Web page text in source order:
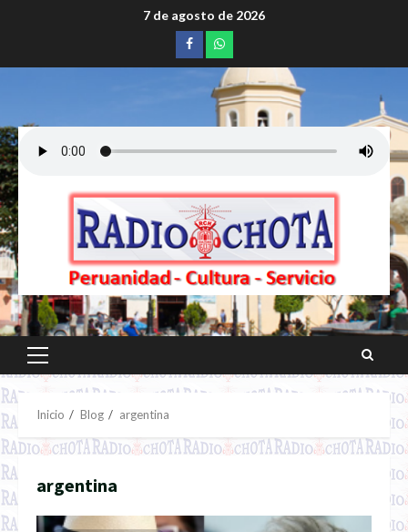
7 de agosto de 2026
Facebookwhatsapp
Menú
principal
Inicio Blog argentina
argentina